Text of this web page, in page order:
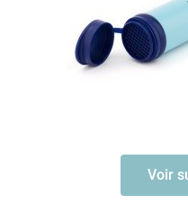
Voir